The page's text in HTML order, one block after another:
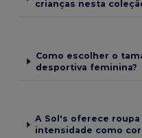
crianças nesta
Como escolher o
desportiva feminina?
A Sol's oferece
intensidade como